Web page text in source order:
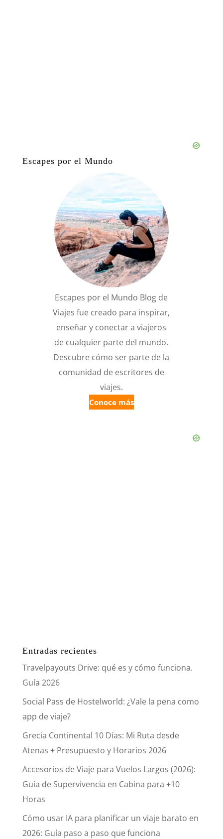
Escapes por el Mundo
Escapes por el Mundo Blog de
Viajes fue creado para inspirar,
enseñar y conectar a viajeros
de cualquier parte del mundo.
Descubre cómo ser parte de la
comunidad de escritores de
viajes.
Conoce más
Entradas recientes
Travelpayouts Drive: qué es y cómo funciona.
Guía 2026
Social Pass de Hostelworld: ¿Vale la pena como
app de viaje?
Grecia Continental 10 Días: Mi Ruta desde
Atenas + Presupuesto y Horarios 2026
Accesorios de Viaje para Vuelos Largos (2026):
Guía de Supervivencia en Cabina para +10
Horas
Cómo usar IA para planificar un viaje barato en
2026: Guía paso a paso que funciona